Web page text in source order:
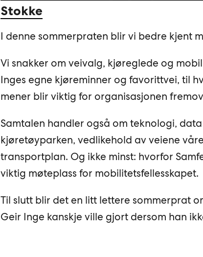
Stokke
I denne sommerpraten blir vi bedre kjent
Vi snakker om veivalg, kjøreglede og
Inges egne kjøreminner og favorittvei, til
mener blir viktig for organisasjonen
Samtalen handler også om teknologi,
kjøretøyparken, vedlikehold av veiene
transportplan. Og ikke minst: hvorfor
viktig møteplass for mobilitetsfellesskapet.
Til slutt blir det en litt lettere sommerprat
Geir Inge kanskje ville gjort dersom han